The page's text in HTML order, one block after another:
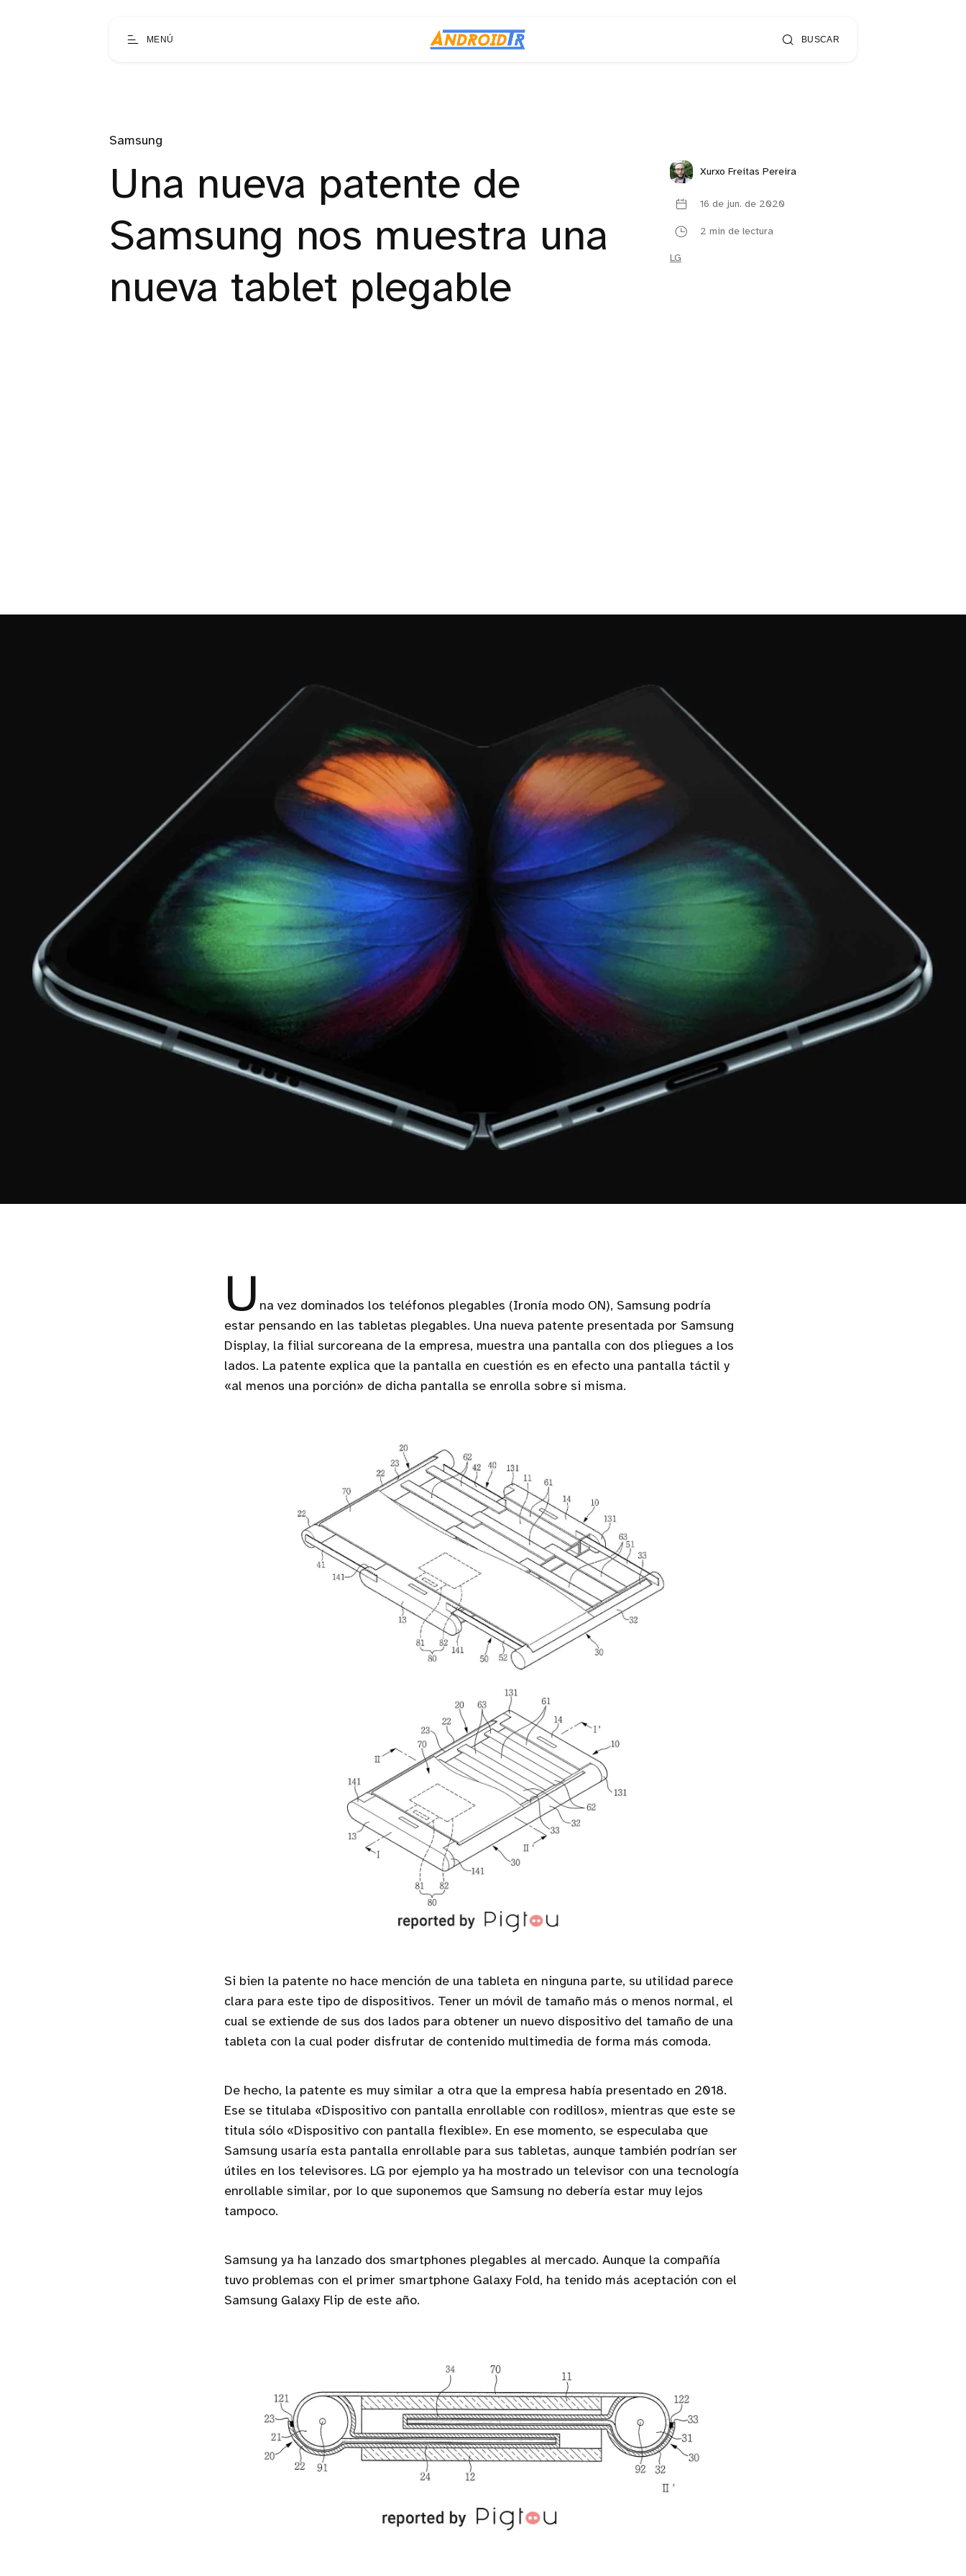
MENÚ BUSCAR
Samsung
Una nueva patente de
Samsung nos muestra una
nueva tablet plegable
Xurxo Freitas Pereira
16 de jun. de 2020
2 min de lectura
LG
U na vez dominados los teléfonos plegables (Ironía modo ON), Samsung podría
estar pensando en las tabletas plegables. Una nueva patente presentada por Samsung
Display, la filial surcoreana de la empresa, muestra una pantalla con dos pliegues a los
lados. La patente explica que la pantalla en cuestión es en efecto una pantalla táctil y
«al menos una porción» de dicha pantalla se enrolla sobre si misma.
Si bien la patente no hace mención de una tableta en ninguna parte, su utilidad parece
clara para este tipo de dispositivos. Tener un móvil de tamaño más o menos normal, el
cual se extiende de sus dos lados para obtener un nuevo dispositivo del tamaño de una
tableta con la cual poder disfrutar de contenido multimedia de forma más comoda.
De hecho, la patente es muy similar a otra que la empresa había presentado en 2018.
Ese se titulaba «Dispositivo con pantalla enrollable con rodillos», mientras que este se
titula sólo «Dispositivo con pantalla flexible». En ese momento, se especulaba que
Samsung usaría esta pantalla enrollable para sus tabletas, aunque también podrían ser
útiles en los televisores. LG por ejemplo ya ha mostrado un televisor con una tecnología
enrollable similar, por lo que suponemos que Samsung no debería estar muy lejos
tampoco.
Samsung ya ha lanzado dos smartphones plegables al mercado. Aunque la compañía
tuvo problemas con el primer smartphone Galaxy Fold, ha tenido más aceptación con el
Samsung Galaxy Flip de este año.